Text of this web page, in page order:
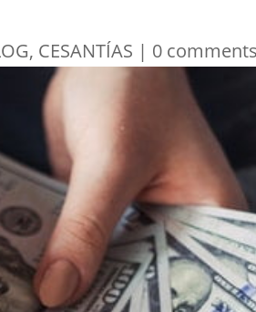
, CESANTÍAS | 0